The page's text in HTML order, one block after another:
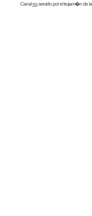
Canalrssservido por eltrujam�nde